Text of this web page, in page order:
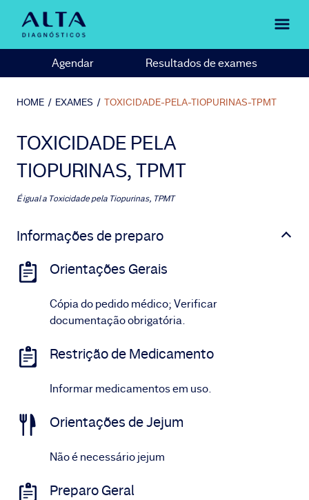
Agendar Resultados de exames
HOME / EXAMES / TOXICIDADE-PELA-TIOPURINAS-TPMT
TOXICIDADE PELA
TIOPURINAS, TPMT
É igual a Toxicidade pela Tiopurinas, TPMT
Informações de preparo
Orientações Gerais
Cópia do pedido médico; Verificar
documentação obrigatória.
Restrição de Medicamento
Informar medicamentos em uso.
Orientações de Jejum
Não é necessário jejum
Preparo Geral